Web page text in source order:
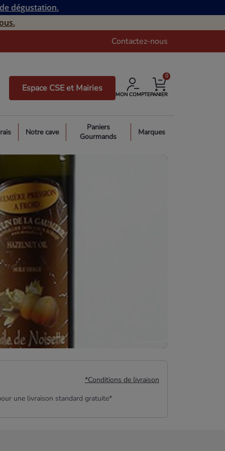
dégustation.
Contactez-nous
Espace CSE et Mairies
MON COMPTEPANIER
0
Notre cave
Paniers
Gourmands
Marques
*Conditions de livraison
une livraison standard gratuite*